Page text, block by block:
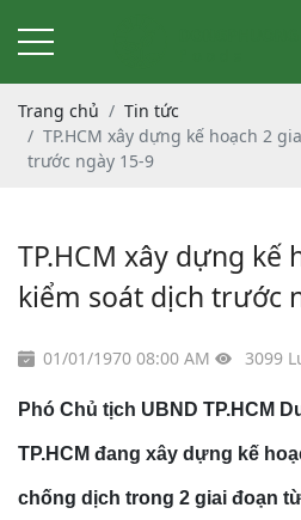
Trang chủ
Tin tức
TP.HCM xây dựng kế hoạch 2
trước ngày 15-9
TP.HCM xây dựng kế
kiểm soát dịch trước
01/01/1970 08:00 AM 3099
Phó Chủ tịch UBND TP.HCM
TP.HCM đang xây dựng kế
chống dịch trong 2 giai đoạn